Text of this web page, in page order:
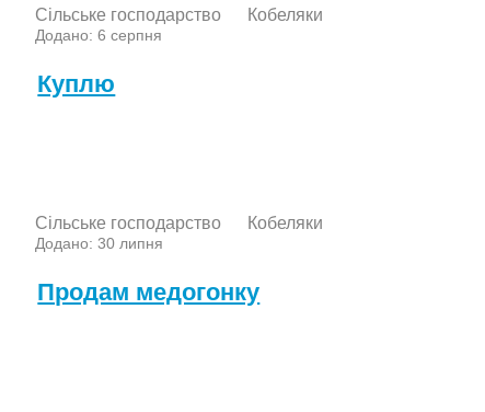
Сільське господарство Кобеляки
Додано: 6 серпня
Куплю
Сільське господарство Кобеляки
Додано: 30 липня
Продам медогонку